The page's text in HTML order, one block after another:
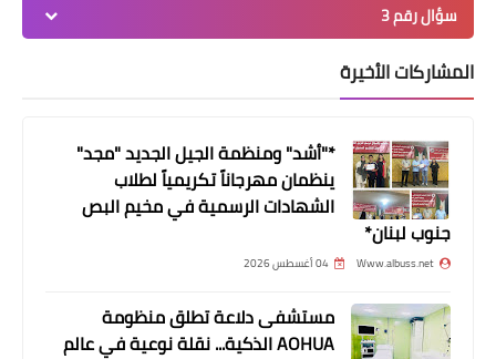
لك سيدتي
ستتمنين إقتنائها
سؤال رقم 3
المشاركات الأخيرة
*"أشد" ومنظمة الجيل الجديد "مجد"
ينظمان مهرجاناً تكريمياً لطلاب
الشهادات الرسمية في مخيم البص
جنوب لبنان*
Www.albuss.net 04 أغسطس 2026
مستشفى دلاعة تطلق منظومة
AOHUA الذكية... نقلة نوعية في عالم